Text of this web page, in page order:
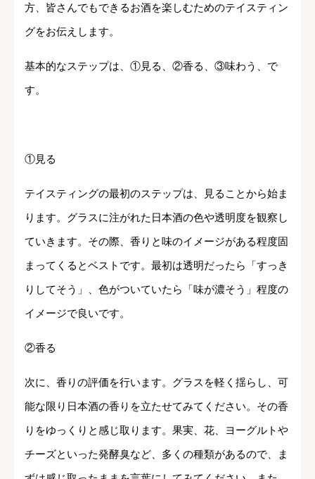
方、皆さんでもできるお酒を楽しむためのテイスティン
グをお伝えします。
基本的なステップは、①見る、②香る、③味わう、で
す。
①見る
テイスティングの最初のステップは、見ることから始ま
ります。グラスに注がれた日本酒の色や透明度を観察し
ていきます。その際、香りと味のイメージがある程度固
まってくるとベストです。最初は透明だったら「すっき
りしてそう」、色がついていたら「味が濃そう」程度の
イメージで良いです。
②香る
次に、香りの評価を行います。グラスを軽く揺らし、可
能な限り日本酒の香りを立たせてみてください。その香
りをゆっくりと感じ取ります。果実、花、ヨーグルトや
チーズといった発酵臭など、多くの種類があるので、ま